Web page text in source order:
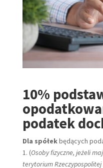
10%
podatek
Dla spółekbędących
1. (Osoby fizyczne, jeżeli
terytorium